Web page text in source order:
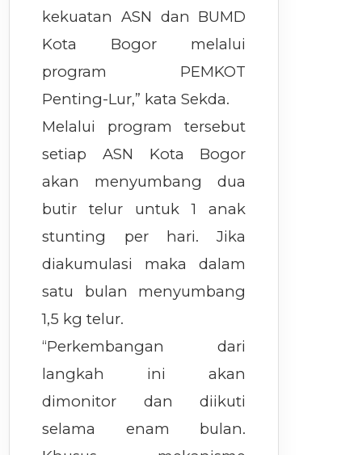
kekuatan ASN dan BUMD
Kota Bogor melalui
program PEMKOT
Penting-Lur,” kata Sekda.
Melalui program tersebut
setiap ASN Kota Bogor
akan menyumbang dua
butir telur untuk 1 anak
stunting per hari. Jika
diakumulasi maka dalam
satu bulan menyumbang
1,5 kg telur.
“Perkembangan dari
langkah ini akan
dimonitor dan diikuti
selama enam bulan.